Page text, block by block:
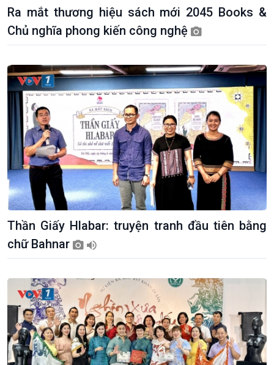
Kinh tế
Tin Kinh tế
Trước giờ mở cửa
Dòng chảy Kinh tế
Sức sống hàng Việt
Khởi nghiệp
Tuyên chiến với gian lận
Nông nghiệp & Biển đảo
Tin Nông nghiệp & Biển
đảo
Mùa vàng
Biển đảo Việt Nam
đảo
Nam
Ra mắt thương hiệu sách mới 2045 Books &
Chủ nghĩa phong kiến công nghệ
Thần Giấy Hlabar: truyện tranh đầu tiên bằng
chữ Bahnar